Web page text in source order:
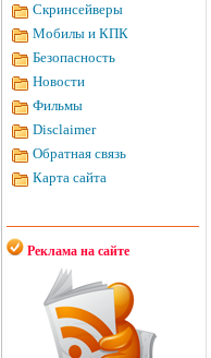
Скринсейверы
Мобилы и КПК
Безопасность
Новости
Фильмы
Disclaimer
Обратная связь
Карта сайта
Реклама на сайте